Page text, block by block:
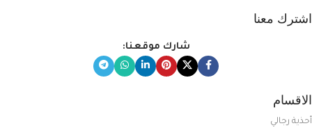
اشترك معنا
شارك موقعنا:
الاقسام
أحذية رجالي